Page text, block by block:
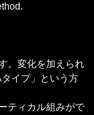
。変化を加えられ
イプ」という方
ティカル組みがで